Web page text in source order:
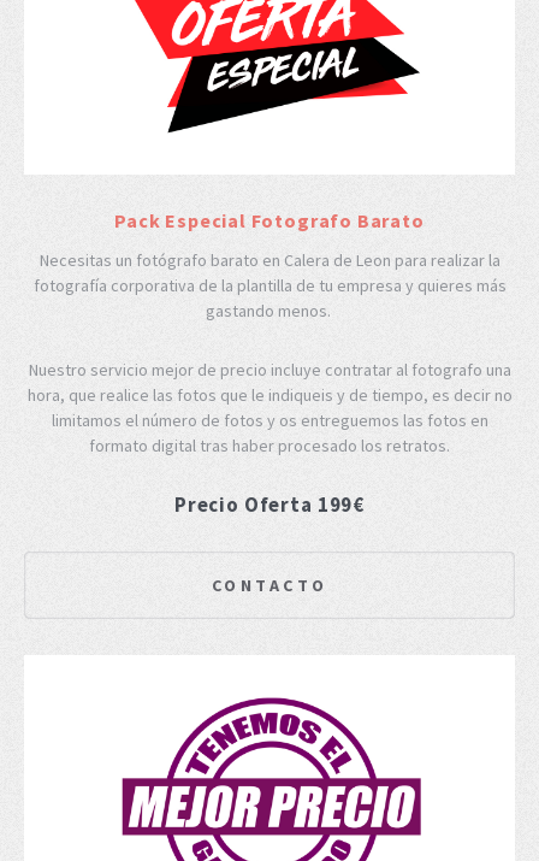
Pack Especial Fotografo Barato
Necesitas un fotógrafo barato en Calera de Leon para realizar la
fotografía corporativa de la plantilla de tu empresa y quieres más
gastando menos.
Nuestro servicio mejor de precio incluye contratar al fotografo una
hora, que realice las fotos que le indiqueis y de tiempo, es decir no
limitamos el número de fotos y os entreguemos las fotos en
formato digital tras haber procesado los retratos.
Precio Oferta 199€
CONTACTO